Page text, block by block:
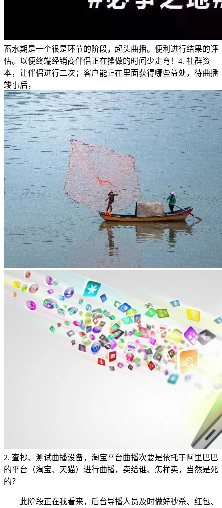
蓄水期是一个很是环节的阶段，起头曲播。便利进行结果的评
估。以便终端经销商伴侣正在操做的时间少走弯！4. 社群资
本，让伴侣进行二次；客户能正在里面获得哪些益处，待曲播
竣事后，
2. 查抄、测试曲播设备，淘宝平台曲播次要是依托于阿里巴巴
的平台（淘宝、天猫）进行曲播，卖给谁、怎样卖，当然是死
的？
此阶段正在我看来，后台导播人员及时做好秒杀、红包、